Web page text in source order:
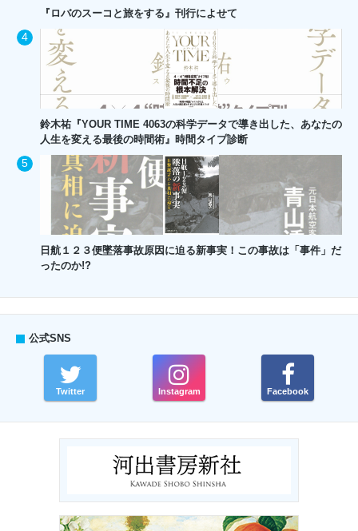
『ロバのスーコと旅をする』刊行によせて
鈴木祐『YOUR TIME 4063の科学データで導き出した、あなたの
人生を変える最後の時間術』時間タイプ診断
日航１２３便墜落事故原因に迫る新事実！この事故は「事件」だ
ったのか!?
公式SNS
Twitter Instagram Facebook